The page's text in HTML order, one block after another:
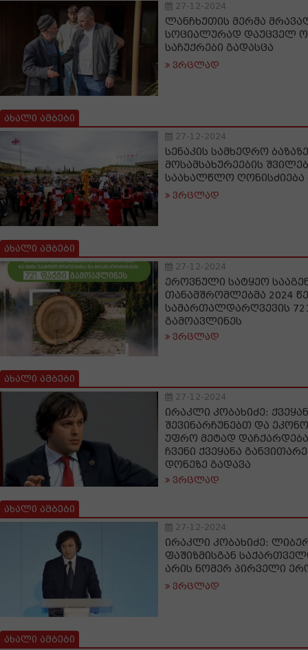
27-12-2024
ლანჩხუთის მერმა
სოციალურად დაუცველ
საჩუქრები გადასცა
ვრცლად
ახალი ამბები
27-12-2024
სენაკის სამხედრო
მოსამსახურეების
საახალწლო ღონისძიება
ვრცლად
ახალი ამბები
27-12-2024
ეროვნული სატყეო
თანამშრომლებმა 2024
სამართალდარღვევის
გამოავლინეს
ვრცლად
ახალი ამბები
27-12-2024
ირაკლი კობახიძე:
შევინარჩუნებთ და
უფრო მეტად
ჩვენი ქვეყანა
დონეზე გადავა
ვრცლად
ახალი ამბები
27-12-2024
ირაკლი კობახიძე:
ფაშიზმისგან
არის ნომერ პირველი
ვრცლად
ახალი ამბები